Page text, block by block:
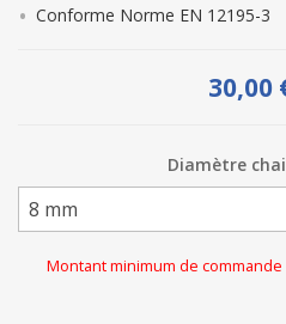
Conforme Norme EN 12195-3
30,00
Diamètre
Montant minimum de